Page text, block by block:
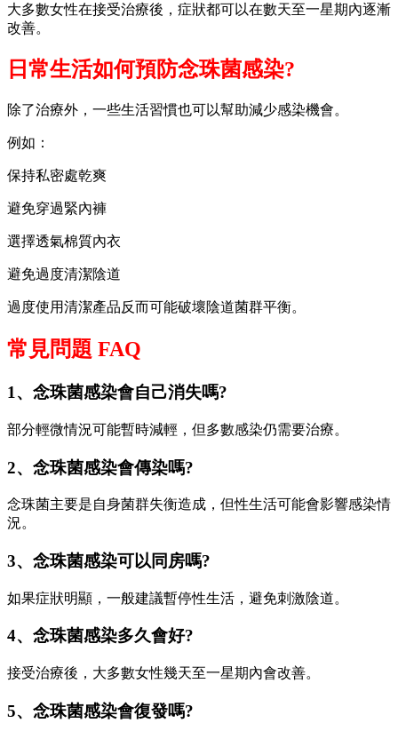
大多數女性在接受治療後，症狀都可以在數天至一星期內逐漸
改善。
日常生活如何預防念珠菌感染?
除了治療外，一些生活習慣也可以幫助減少感染機會。
例如：
保持私密處乾爽
避免穿過緊內褲
選擇透氣棉質內衣
避免過度清潔陰道
過度使用清潔產品反而可能破壞陰道菌群平衡。
常見問題 FAQ
1、念珠菌感染會自己消失嗎?
部分輕微情況可能暫時減輕，但多數感染仍需要治療。
2、念珠菌感染會傳染嗎?
念珠菌主要是自身菌群失衡造成，但性生活可能會影響感染情
況。
3、念珠菌感染可以同房嗎?
如果症狀明顯，一般建議暫停性生活，避免刺激陰道。
4、念珠菌感染多久會好?
接受治療後，大多數女性幾天至一星期內會改善。
5、念珠菌感染會復發嗎?